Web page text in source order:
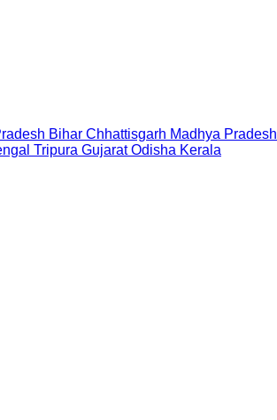
Bihar Chhattisgarh Madhya Pradesh
Tripura Gujarat Odisha Kerala